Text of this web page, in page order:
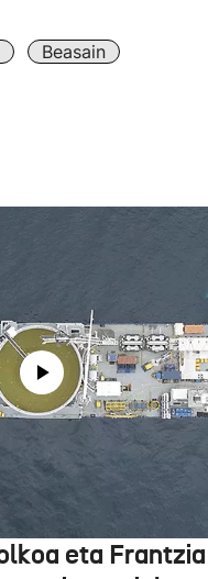
Beasain
eta Frantzia